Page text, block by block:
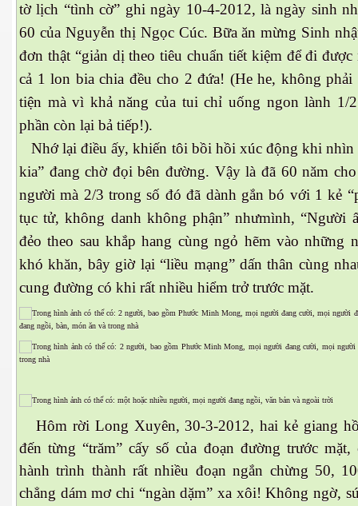
tờ lịch “tình cờ” ghi ngày 10-4-2012, là ngày sinh
60 của Nguyễn thị Ngọc Cúc. Bữa ăn mừng Sinh
đơn thật “giản dị theo tiêu chuẩn tiết kiệm để đi được
cả 1 lon bia chia đều cho 2 đứa! (He he, không phải
tiện mà vì khả năng của tui chỉ uống ngon lành 1/
phần còn lại bả tiếp!).
Nhớ lại điều ấy, khiến tôi bồi hồi xúc động khi nhìn
kia” đang chờ đọi bên đường. Vậy là đã 60 năm
người mà 2/3 trong số đó đã dành gắn bó với 1 kẻ
tục tử, không danh không phận” nhưmình, “Người
đẻo theo sau khắp hang cùng ngỏ hẽm vào những
khó khăn, bây giờ lại “liều mạng” dấn thân cùng
cung đường có khi rất nhiều hiểm trở trước mặt.
Hôm rời Long Xuyên, 30-3-2012, hai kẻ giang
đến từng “trăm” cấy số của đoạn đường trước mặt,
hành trình thành rất nhiều đoạn ngắn chừng 50,
chẳng dám mơ chi “ngàn dặm” xa xôi! Không ngờ,